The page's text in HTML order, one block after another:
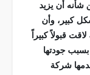
شأنه أن يزيد
كبير، وأن
قبولاً كبيراً
بسبب جودتها
شركة